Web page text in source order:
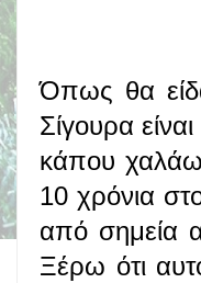
Όπως θα
Σίγουρα
κάπου
10 χρόνια
από σημεία
Ξέρω ότι